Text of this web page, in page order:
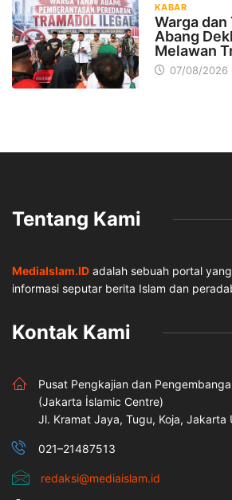
KABAR
Warga dan
Abang
Melawan
07/08/2026
Tentang Kami
MediaIslam.ID adalah sebuah portal
informasi seputar berita Islam dan
Kontak Kami
Pusat Pengkajian dan
(Jakarta İslamic Centre)
Jl. Kramat Jaya, Tugu, Koja, Jakarta
021–21487513
redaksi@mediaislam.id